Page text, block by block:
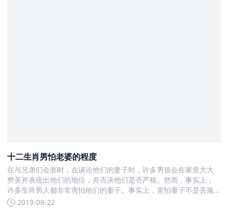
十二生肖男怕老婆的程度
在与兄弟们会面时，在谈论他们的妻子时，许多男孩会在家里大大
赞美并表现出他们的地位，并否决他们是否严格。然而，事实上，
许多生肖男人都非常害怕他们的妻子。事实上，害怕妻子不是丢脸
的问题2019-08-22